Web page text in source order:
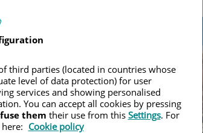
third parties (located in countries whose
level of data protection) for user
services and showing personalised
You can accept all cookies by pressing
them their use from this Settings. For
Cookie policy